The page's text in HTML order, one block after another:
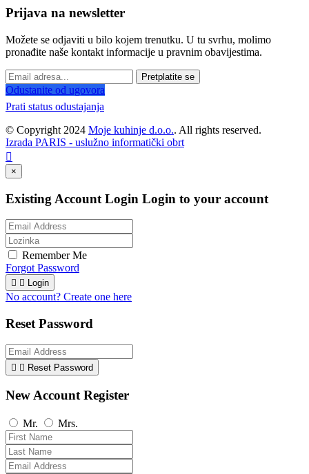
Prijava na newsletter
Možete se odjaviti u bilo kojem trenutku. U tu svrhu, molimo
pronađite naše kontakt informacije u pravnim obavijestima.
Pretplatite se
Odustanite od ugovora
Prati status odustajanja
© Copyright 2024 Moje kuhinje d.o.o.. All rights reserved.
Izrada PARIS - uslužno informatički obrt

×
Existing Account Login Login to your account
Remember Me
Forgot Password
  Login
No account? Create one here
Reset Password
  Reset Password
New Account Register
Mr. Mrs.